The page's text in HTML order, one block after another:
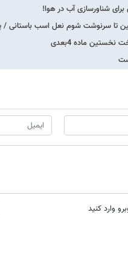
برای شناورسازی آب در هوا!
تا سرنوشت شوم نعل اسب باستانی /
ماده 4بعدی
وارد کنید